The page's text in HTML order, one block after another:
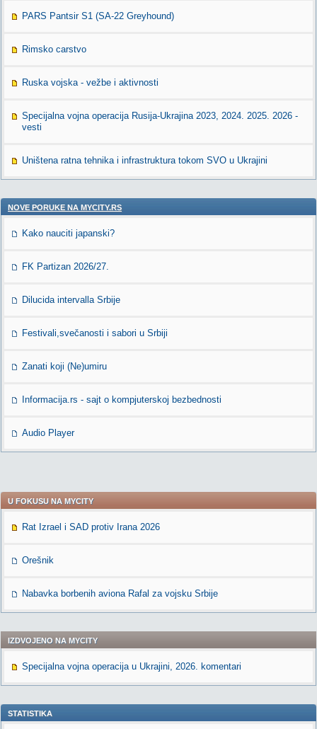
PARS Pantsir S1 (SA-22 Greyhound)
Rimsko carstvo
Ruska vojska - vežbe i aktivnosti
Specijalna vojna operacija Rusija-Ukrajina 2023, 2024. 2025. 2026 -
vesti
Uništena ratna tehnika i infrastruktura tokom SVO u Ukrajini
NOVE PORUKE NA MYCITY.RS
Kako nauciti japanski?
FK Partizan 2026/27.
Dilucida intervalla Srbije
Festivali,svečanosti i sabori u Srbiji
Zanati koji (Ne)umiru
Informacija.rs - sajt o kompjuterskoj bezbednosti
Audio Player
U FOKUSU NA MYCITY
Rat Izrael i SAD protiv Irana 2026
Orešnik
Nabavka borbenih aviona Rafal za vojsku Srbije
IZDVOJENO NA MYCITY
Specijalna vojna operacija u Ukrajini, 2026. komentari
STATISTIKA